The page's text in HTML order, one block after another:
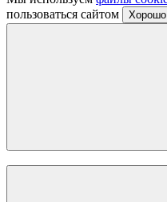
пользоваться сайтом
Хорошо